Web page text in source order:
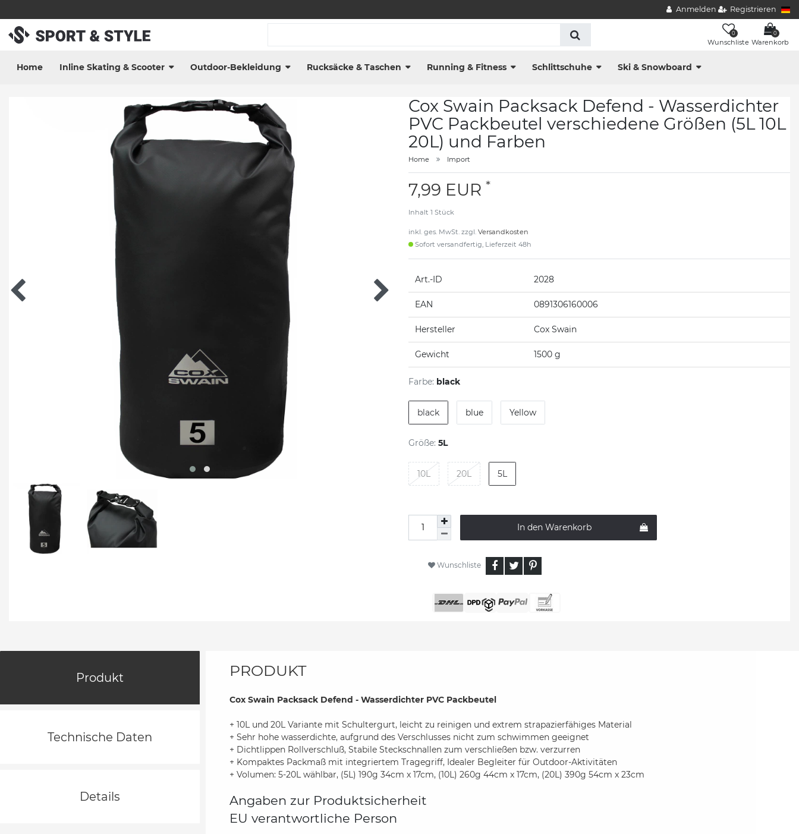
Anmelden Registrieren
0
Wunschliste
0
Warenkorb
Home Inline Skating & Scooter Outdoor-Bekleidung Rucksäcke & Taschen Running & Fitness Schlittschuhe Ski & Snowboard
Cox Swain Packsack Defend - Wasserdichter
PVC Packbeutel verschiedene Größen (5L 10L
20L) und Farben
Home Import
7,99 EUR *
Inhalt 1 Stück
inkl. ges. MwSt. zzgl. Versandkosten
Sofort versandfertig, Lieferzeit 48h
Art.-ID 2028
EAN 0891306160006
Hersteller Cox Swain
Gewicht 1500 g
Farbe: black
black blue Yellow
Größe: 5L
10L 20L 5L
In den Warenkorb
Wunschliste
Produkt
Technische Daten
Details
PRODUKT
Cox Swain Packsack Defend - Wasserdichter PVC Packbeutel
+ 10L und 20L Variante mit Schultergurt, leicht zu reinigen und extrem strapazierfähiges Material
+ Sehr hohe wasserdichte, aufgrund des Verschlusses nicht zum schwimmen geeignet
+ Dichtlippen Rollverschluß, Stabile Steckschnallen zum verschließen bzw. verzurren
+ Kompaktes Packmaß mit integriertem Tragegriff, Idealer Begleiter für Outdoor-Aktivitäten
+ Volumen: 5-20L wählbar, (5L) 190g 34cm x 17cm, (10L) 260g 44cm x 17cm, (20L) 390g 54cm x 23cm
Angaben zur Produktsicherheit
EU verantwortliche Person